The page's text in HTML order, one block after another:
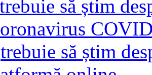
trebuie să știm